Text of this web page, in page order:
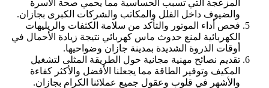
المزعجة التي تسبب الحساسية مما يحمي صحة الأسرة
والضيوف داخل الفلل والمكاتب والشركات الكبرى بجازان.
فحص أداء الموتور والتأكد من سلامة الكثفات والريليهات
الكهربائية لمنع حدوث ماس كهربائي نتيجة زيادة الأحمال في
أوقات الذروة الشديدة بمدينة جازان وضواحيها.
تقديم نصائح مهنية مجانية حول الطريقة المثلى لتشغيل
المكيف وتوفير الطاقة مما يجعلنا الأفضل والأكثر كفاءة
والأشهر في قلوب وعقول جميع عملائنا الكرام بجازان.